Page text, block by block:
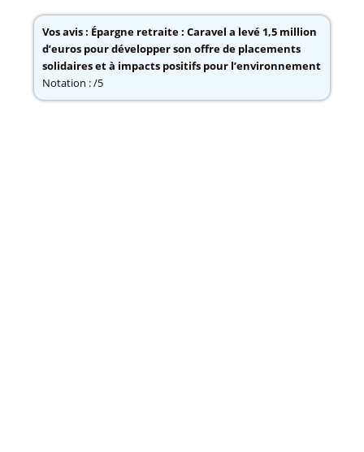
Vos avis : Épargne retraite : Caravel a levé 1,5 million
d’euros pour développer son offre de placements
solidaires et à impacts positifs pour l’environnement
Notation : /5